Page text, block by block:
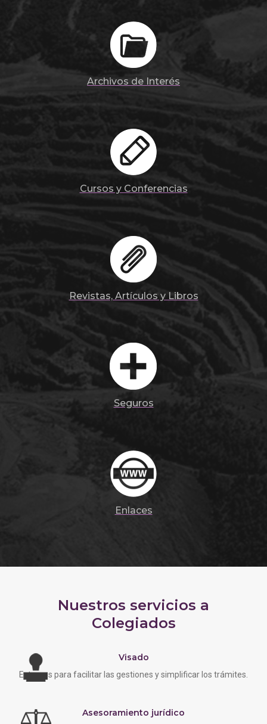
Archivos de Interés
Cursos y Conferencias
Revistas, Artículos y Libros
Seguros
Enlaces
Nuestros servicios a
Colegiados
Visado
Estamos para facilitar las gestiones y simplificar los trámites.
Asesoramiento jurídico